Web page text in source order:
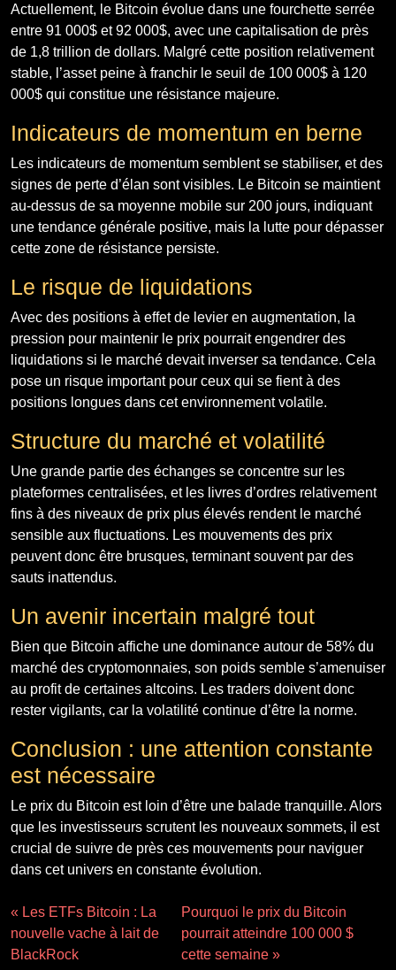
Actuellement, le Bitcoin évolue dans une fourchette serrée
entre 91 000$ et 92 000$, avec une capitalisation de près
de 1,8 trillion de dollars. Malgré cette position relativement
stable, l’asset peine à franchir le seuil de 100 000$ à 120
000$ qui constitue une résistance majeure.
Indicateurs de momentum en berne
Les indicateurs de momentum semblent se stabiliser, et des
signes de perte d’élan sont visibles. Le Bitcoin se maintient
au-dessus de sa moyenne mobile sur 200 jours, indiquant
une tendance générale positive, mais la lutte pour dépasser
cette zone de résistance persiste.
Le risque de liquidations
Avec des positions à effet de levier en augmentation, la
pression pour maintenir le prix pourrait engendrer des
liquidations si le marché devait inverser sa tendance. Cela
pose un risque important pour ceux qui se fient à des
positions longues dans cet environnement volatile.
Structure du marché et volatilité
Une grande partie des échanges se concentre sur les
plateformes centralisées, et les livres d’ordres relativement
fins à des niveaux de prix plus élevés rendent le marché
sensible aux fluctuations. Les mouvements des prix
peuvent donc être brusques, terminant souvent par des
sauts inattendus.
Un avenir incertain malgré tout
Bien que Bitcoin affiche une dominance autour de 58% du
marché des cryptomonnaies, son poids semble s’amenuiser
au profit de certaines altcoins. Les traders doivent donc
rester vigilants, car la volatilité continue d’être la norme.
Conclusion : une attention constante
est nécessaire
Le prix du Bitcoin est loin d’être une balade tranquille. Alors
que les investisseurs scrutent les nouveaux sommets, il est
crucial de suivre de près ces mouvements pour naviguer
dans cet univers en constante évolution.
« Les ETFs Bitcoin : La
nouvelle vache à lait de
BlackRock
Pourquoi le prix du Bitcoin
pourrait atteindre 100 000 $
cette semaine »